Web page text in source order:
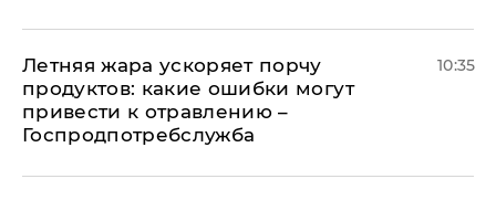
Летняя жара ускоряет порчу
продуктов: какие ошибки могут
привести к отравлению –
Госпродпотребслужба
10:35